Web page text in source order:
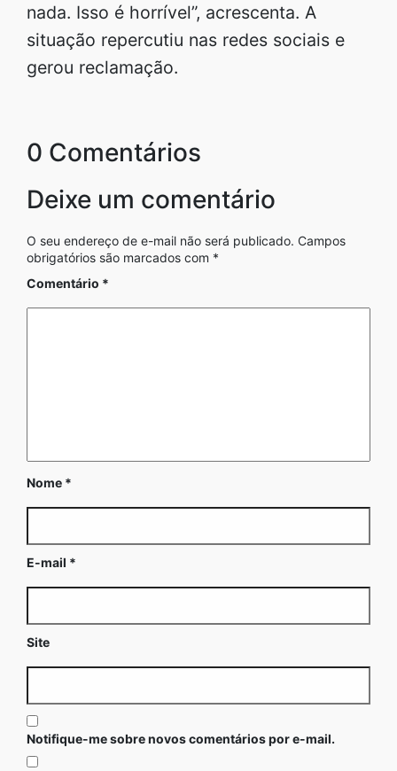
nada. Isso é horrível”, acrescenta. A
situação repercutiu nas redes sociais e
gerou reclamação.
0 Comentários
Deixe um comentário
O seu endereço de e-mail não será publicado. Campos
obrigatórios são marcados com *
Comentário *
Nome *
E-mail *
Site
Notifique-me sobre novos comentários por e-mail.